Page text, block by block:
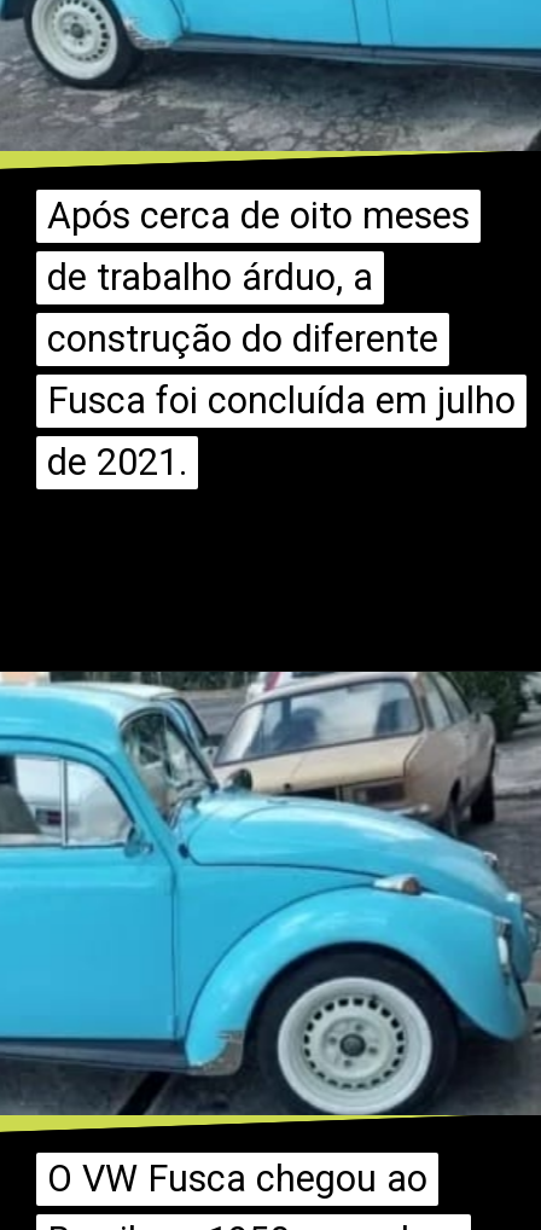
Após cerca de oito meses
de trabalho árduo, a
construção do diferente
Fusca foi concluída em julho
de 2021.
Após cerca de oito meses
de trabalho árduo, a
construção do diferente
Fusca foi concluída em julho
de 2021.
Opening https://mundofixa.com.br/criado-por-brasileiro-vw-fusca-duas-caras-chama-a-atencao-nas-ruas-de-balneario-camboriu/
O VW Fusca chegou ao
O VW Fusca chegou ao